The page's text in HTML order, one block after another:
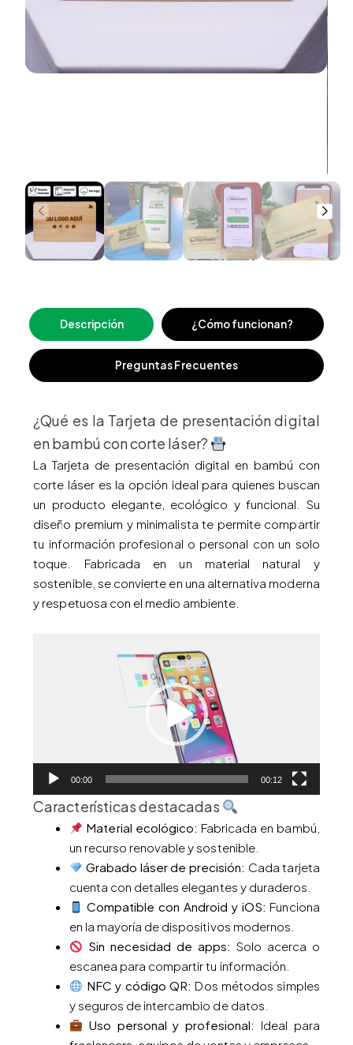
Descripción ¿Cómo funcionan?
Preguntas Frecuentes
¿Qué es la Tarjeta de presentación digital
en bambú con corte láser?
La Tarjeta de presentación digital en bambú con
corte láser es la opción ideal para quienes buscan
un producto elegante, ecológico y funcional. Su
diseño premium y minimalista te permite compartir
tu información profesional o personal con un solo
toque. Fabricada en un material natural y
sostenible, se convierte en una alternativa moderna
y respetuosa con el medio ambiente.
00:00 00:12
Características destacadas
Material ecológico: Fabricada en bambú,
un recurso renovable y sostenible.
Grabado láser de precisión: Cada tarjeta
cuenta con detalles elegantes y duraderos.
Compatible con Android y iOS: Funciona
en la mayoría de dispositivos modernos.
Sin necesidad de apps: Solo acerca o
escanea para compartir tu información.
NFC y código QR: Dos métodos simples
y seguros de intercambio de datos.
Uso personal y profesional: Ideal para